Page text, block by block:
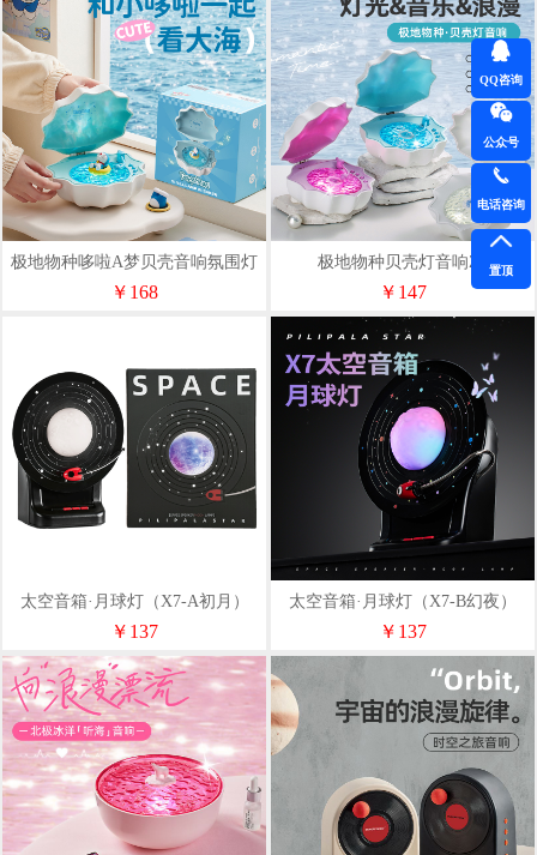
极地物种哆啦A梦贝壳音响氛围灯
Z6-D
￥168
极地物种贝壳灯音响Z6
￥147
太空音箱·月球灯（X7-A初月）
￥137
太空音箱·月球灯（X7-B幻夜）
￥137
QQ咨询
公众号
电话咨询
置顶